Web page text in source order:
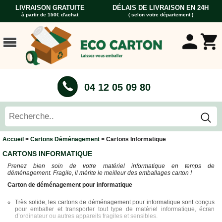
ACCUEIL
CARTONS
DÉMÉNAGEMENT
Livre
Cartons
Standard
Caisses
Vaisselle
Cartons
Cartons
Tableau
LIVRAISON GRATUITE
à partir de 150€ d'achat
DÉLAIS DE LIVRAISON EN 24H
( selon votre département )
04 12 05 09 80
Accueil > Cartons Déménagement > Cartons Informatique
CARTONS INFORMATIQUE
Prenez bien soin de votre matériel informatique en temps de
déménagement. Fragile, il mérite le meilleur des emballages carton !
Carton de déménagement pour informatique
Très solide, les cartons de déménagement pour informatique sont conçus
pour emballer et transporter tout type de matériel informatique, écran
d’ordinateur ou autres appareils fragiles et sensibles.